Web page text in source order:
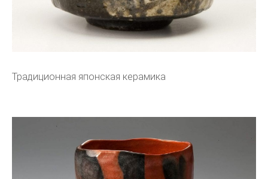
Традиционная японская керамика